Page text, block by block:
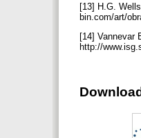
[13] H.G.
bin.com/art/
[14] Vannevar
http://